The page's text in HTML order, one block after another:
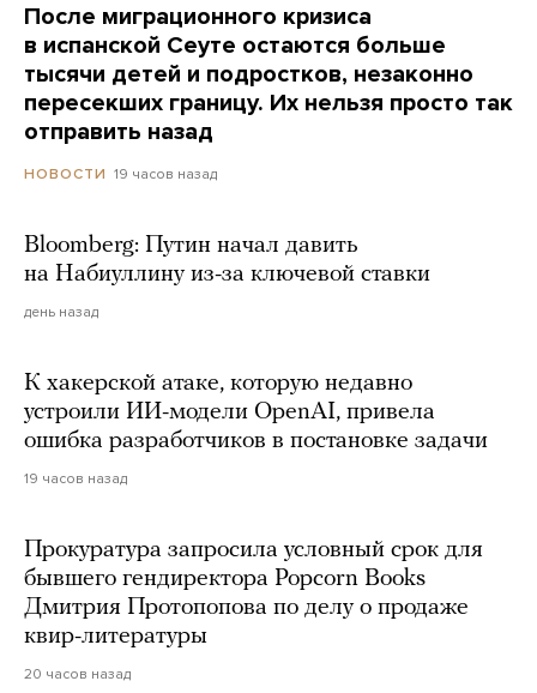
После миграционного кризиса
в испанской Сеуте остаются больше
тысячи детей и подростков, незаконно
пересекших границу. Их нельзя просто так
отправить назад
НОВОСТИ 19 часов назад
Bloomberg: Путин начал давить
на Набиуллину из-за ключевой ставки
день назад
К хакерской атаке, которую недавно
устроили ИИ-модели OpenAI, привела
ошибка разработчиков в постановке задачи
19 часов назад
Прокуратура запросила условный срок для
бывшего гендиректора Popcorn Books
Дмитрия Протопопова по делу о продаже
квир-литературы
20 часов назад